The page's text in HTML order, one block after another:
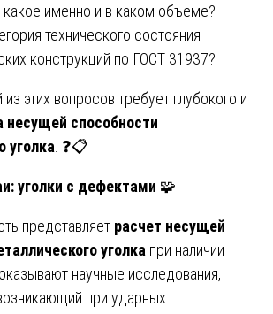
какое именно и в каком объеме?
технического состояния
конструкций по ГОСТ 31937?
этих вопросов требует глубокого и
несущей способности
уголка . ❓📋
уголки с дефектами 🧩
представляет расчет несущей
уголка при наличии
научные исследования,
при ударных